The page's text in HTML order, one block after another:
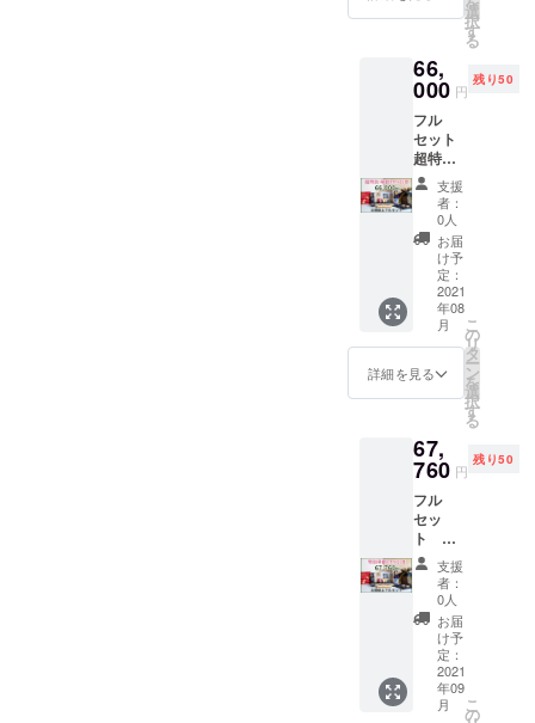
名前を
豊国神
上品と
一緒に
奉納 (葉
月書・
希望者
のみ）
・聚楽
第まち
めぐり
マップ
・太閤
献上特
注 唐紙
ウォー
ルパネ
ル(京か
らかみ
丸二) ・
太閤献
上専用
貼り箱
小（滝
和紙
店） ・
感謝、
お礼
メール
名前を
豊国神
上品と
一緒に
奉納 (葉
月書・
希望者
のみ）
・聚楽
第まち
めぐり
マップ
堀金箔
粉/中基
（レー
ザー彫
刻入京
北山杉
かまぼ
こ板
付） ・
太閤献
上専用
京北山
杉折箱
(西田商
店/中基
銘木) ・
太閤献
上特注
金彩螺
んふく
さ)(三宅
工芸
(NSplus
)) ・西
陣織太
閤献上
専用巾
着袋(渡
文） ・
太閤献
上特注
純銀細
工瓢箪
オーナ
選
択
す
る
66,
000 円
残り50
フル
セット
超特別
早割
20→25
％引き
キャン
ペーン
鉾紅白
セット
「太閤
献上」
(京かま
ぼこ大
栄/堀金
基銘木)
（レー
ザー彫
刻入京
北山杉
かまぼ
こ板
付） ・
太閤献
上専用
京北山
杉折箱
(西田商
店/中基
銘木) ・
支援
者：
0人
お届
け予
定：
2021
年08
月
詳細を見る
こ
の
リ
タ
ー
ン
を
選
択
す
る
67,
760 円
残り50
フル
セッ
ト 特
別早割
20→23
％引
キャン
ペーン
き分 ・
蒲鉾紅
白セッ
ト「太
支援
者：
0人
お届
け予
定：
2021
年09
月
こ
の